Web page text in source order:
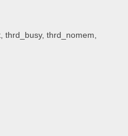
thrd_nomem,